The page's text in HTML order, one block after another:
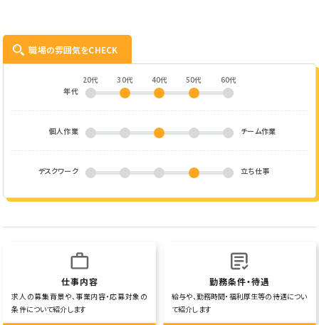
職場の雰囲気をCHECK
年代
20代 30代 40代 50代 60代
個人作業 チーム作業
デスクワーク 立ち仕事
仕事内容
求人の募集背景や、事業内容・応募対象の
条件について紹介します
勤務条件・待遇
給与や、勤務時間・福利厚生等の待遇につい
て紹介します